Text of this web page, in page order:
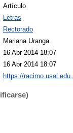
Artículo
Letras
Rectorado
Mariana Uranga
16 Abr 2014 18:07
16 Abr 2014 18:07
https://